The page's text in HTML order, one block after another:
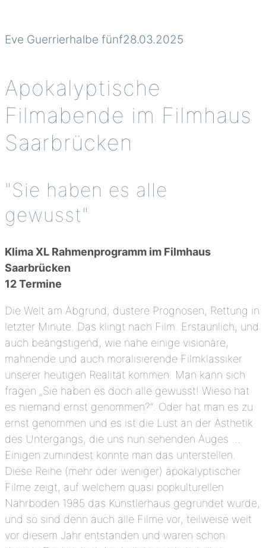
Eve Guerrierhalbe fünf28.03.2025
Apokalyptische
Filmabende im Filmhaus
Saarbrücken
"Sie haben es alle
gewusst"
Klima XL Rahmenprogramm im Filmhaus
Saarbrücken
12 Termine
Die Welt am Abgrund, düstere Prognosen, Rettung in
letzter Minute. Das klingt nach Film. Erstaunlich, und
auch beängstigend, wie nahe einige visionäre,
mahnende und auch moralisierende Filmklassiker
unserer heutigen Realität kommen. Man kann sich
fragen „Sie haben es doch alle gewusst! Wieso hat
es niemand ernst genommen?“. Oder hat man es zu
ernst genommen und es ist die Lust an der Ästhetik
des Untergangs, die uns nun sehenden Auges …
Einigen zumindest könnte man das unterstellen.
Diese Reihe (mehr oder weniger) apokalyptischer
Filme zeigt, auf welchem quasi popkulturellen
Nährboden 1985 das Künstlerhaus gegründet wurde,
und so sind denn auch alle Filme vor, teilweise weit
vor diesem Jahr entstanden und waren schon